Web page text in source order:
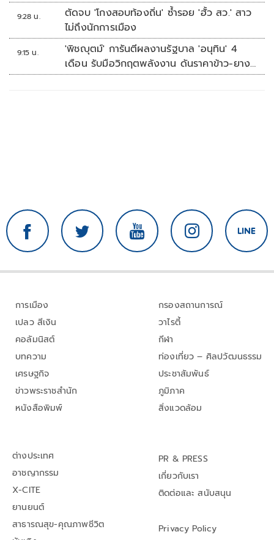
9:28 น.
ตัดจบ 'โกงสอบท้องถิ่น' ซ้ำรอย 'ฮั้ว สว.' สาว
ไม่ถึงนักการเมือง
9:15 น.
'พิชญุตม์' การันตีผลงานรัฐบาล 'อนุทิน' 4
เดือน รับมือวิกฤตพลังงาน ดันราคาข้าว-ยาง-
ปาล์ม พุ่งต่อเนื่อง พร้อมอัดมาตรการช่วยลด
การเมือง
เปลว สีเงิน
คอลัมนิสต์
บทความ
เศรษฐกิจ
ข่าวพระราชสำนัก
หนังสือพิมพ์
กรองสถานการณ์
วาไรตี้
กีฬา
ท่องเที่ยว – ศิลปวัฒนธรรม
ประชาสัมพันธ์
ภูมิภาค
สิ่งแวดล้อม
ต่างประเทศ
อาชญากรรม
X-CITE
ยานยนต์
สาธารณสุข-คุณภาพชีวิต
PR & PRESS
เกี่ยวกับเรา
ติดต่อและ สนับสนุน
Privacy Policy